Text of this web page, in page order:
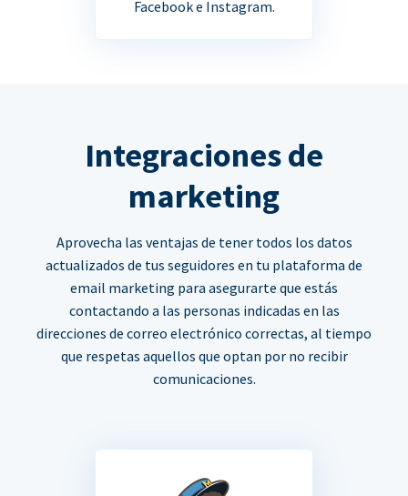
Facebook e Instagram.
Integraciones de
marketing
Aprovecha las ventajas de tener todos los datos
actualizados de tus seguidores en tu plataforma de
email marketing para asegurarte que estás
contactando a las personas indicadas en las
direcciones de correo electrónico correctas, al tiempo
que respetas aquellos que optan por no recibir
comunicaciones.